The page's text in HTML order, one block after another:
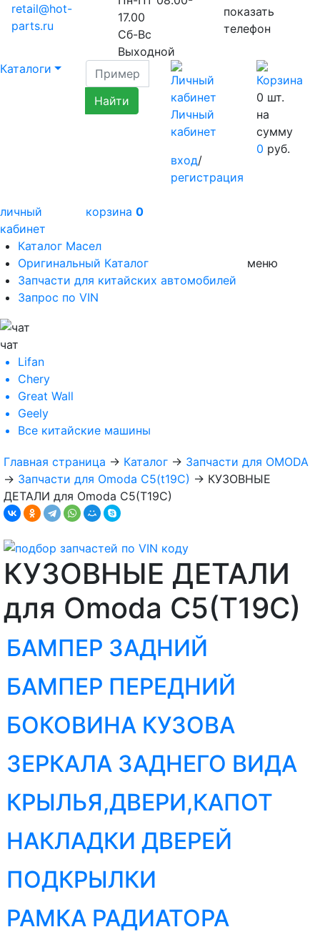
retail@hot-
parts.ru
17.00
Сб-Вс
Выходной
показать
телефон
Каталоги
Личный
кабинет
вход/
регистрация
0 шт.
на
сумму
0 руб.
личный
кабинет
корзина 0
Каталог Масел
Оригинальный Каталог
Запчасти для китайских автомобилей
Запрос по VIN
меню
чат
Lifan
Chery
Great Wall
Geely
Все китайские машины
Главная страница → Каталог → Запчасти для OMODA
→ Запчасти для Omoda C5(t19C) → КУЗОВНЫЕ
ДЕТАЛИ для Omoda C5(T19C)
КУЗОВНЫЕ ДЕТАЛИ
для Omoda C5(T19C)
БАМПЕР ЗАДНИЙ
БАМПЕР ПЕРЕДНИЙ
БОКОВИНА КУЗОВА
ЗЕРКАЛА ЗАДНЕГО ВИДА
КРЫЛЬЯ,ДВЕРИ,КАПОТ
НАКЛАДКИ ДВЕРЕЙ
ПОДКРЫЛКИ
РАМКА РАДИАТОРА